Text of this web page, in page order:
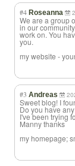
#4 Roseanna
We are a group
in our
work on. You
you.
my website -
#3 Andreas
Sweet blog! I
Do you have
I've been trying
Manny thanks
my homepage;